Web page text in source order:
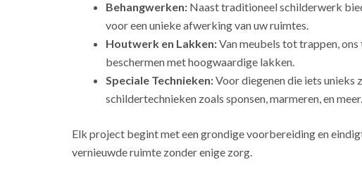
Behangwerken: Naast traditioneel schilderwerk
voor een unieke afwerking van uw ruimtes.
Houtwerk en Lakken:Van meubels tot trappen,
beschermen met hoogwaardige lakken.
Speciale Technieken:Voor diegenen die iets unieks
schildertechnieken zoals sponsen, marmeren, en meer.
Elk project begint met een grondige voorbereiding en
vernieuwde ruimte zonder enige zorg.